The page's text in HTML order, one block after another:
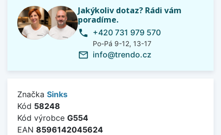
Jakýkoliv dotaz? Rádi vám
poradíme.
phone +420 731 979 570
Po-Pá 9-12, 13-17
mail_outline info@trendo.cz
Značka Sinks
Kód 58248
Kód výrobce G554
EAN 8596142045624